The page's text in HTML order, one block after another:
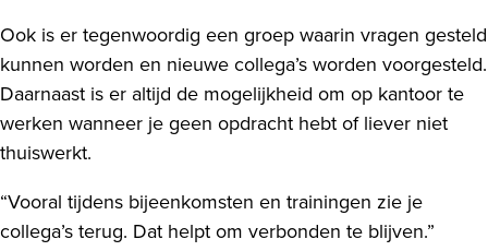
Ook is er tegenwoordig een groep waarin vragen gesteld
kunnen worden en nieuwe collega’s worden voorgesteld.
Daarnaast is er altijd de mogelijkheid om op kantoor te
werken wanneer je geen opdracht hebt of liever niet
thuiswerkt.
“Vooral tijdens bijeenkomsten en trainingen zie je
collega’s terug. Dat helpt om verbonden te blijven.”